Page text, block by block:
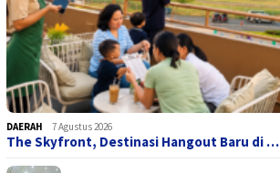
DAERAH 7 Agustus 2026
The Skyfront, Destinasi Hangout Baru di …